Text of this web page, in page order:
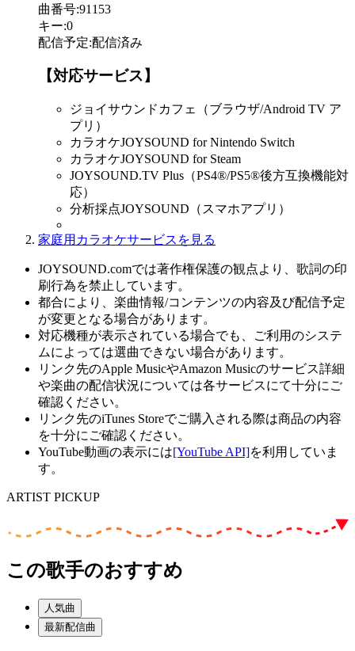
曲番号:91153
キー:0
配信予定:配信済み
【対応サービス】
ジョイサウンドカフェ（ブラウザ/Android TV ア
プリ）
カラオケJOYSOUND for Nintendo Switch
カラオケJOYSOUND for Steam
JOYSOUND.TV Plus（PS4®/PS5®後方互換機能対
応）
分析採点JOYSOUND（スマホアプリ）
家庭用カラオケサービスを見る
JOYSOUND.comでは著作権保護の観点より、歌詞の印
刷行為を禁止しています。
都合により、楽曲情報/コンテンツの内容及び配信予定
が変更となる場合があります。
対応機種が表示されている場合でも、ご利用のシステ
ムによっては選曲できない場合があります。
リンク先のApple MusicやAmazon Musicのサービス詳細
や楽曲の配信状況については各サービスにて十分にご
確認ください。
リンク先のiTunes Storeでご購入される際は商品の内容
を十分にご確認ください。
YouTube動画の表示には[YouTube API]を利用していま
す。
ARTIST PICKUP
この歌手のおすすめ
人気曲
最新配信曲